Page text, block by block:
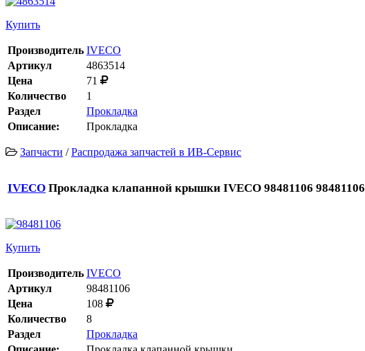
Купить
Производитель IVECO
Артикул
4863514
Цена
71
Количество
1
Раздел
Прокладка
Описание:
Прокладка
Запчасти /Распродажа запчастей в ИВ-Сервис
IVECO Прокладка клапанной крышки IVECO 98481106 98481106
Купить
Производитель IVECO
Артикул
98481106
Цена
108
Количество
8
Раздел
Прокладка